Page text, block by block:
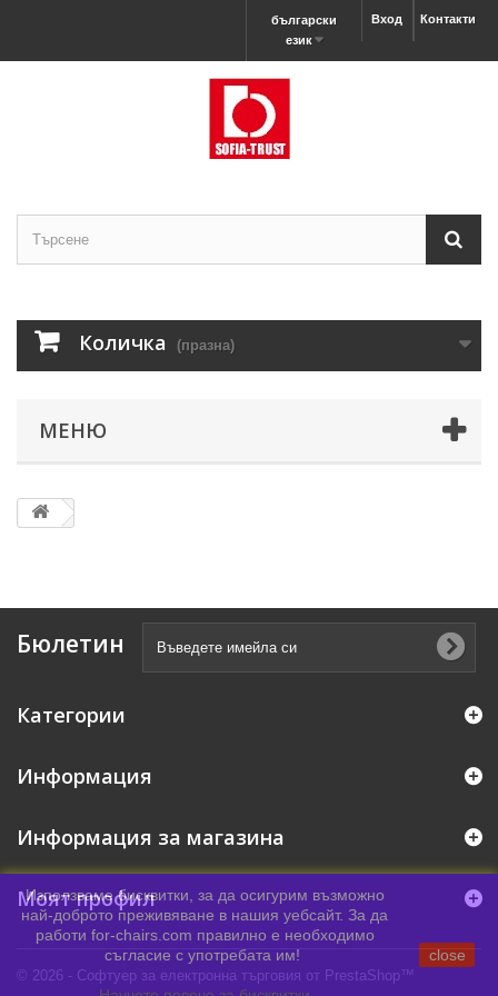
Контакти
Вход
български
език
Количка (празна)
МЕНЮ
Бюлетин
Категории
Информация
© 2026 - Софтуер за електронна търговия от PrestaShop™
Информация за магазина
Използваме бисквитки, за да осигурим възможно
най-доброто преживяване в нашия уебсайт. За да
работи for-chairs.com правилно е необходимо
съгласие с употребата им!
close
Моят профил